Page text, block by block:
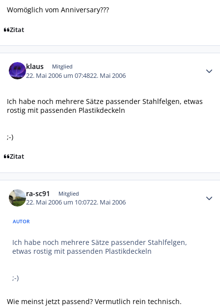
Womöglich vom Anniversary???
Zitat
klaus Mitglied
22. Mai 2006 um 07:4822. Mai 2006
Ich habe noch mehrere Sätze passender Stahlfelgen, etwas
rostig mit passenden Plastikdeckeln
;-)
Zitat
ra-sc91 Mitglied
22. Mai 2006 um 10:0722. Mai 2006
AUTOR
Ich habe noch mehrere Sätze passender Stahlfelgen,
etwas rostig mit passenden Plastikdeckeln
;-)
Wie meinst jetzt passend? Vermutlich rein technisch.